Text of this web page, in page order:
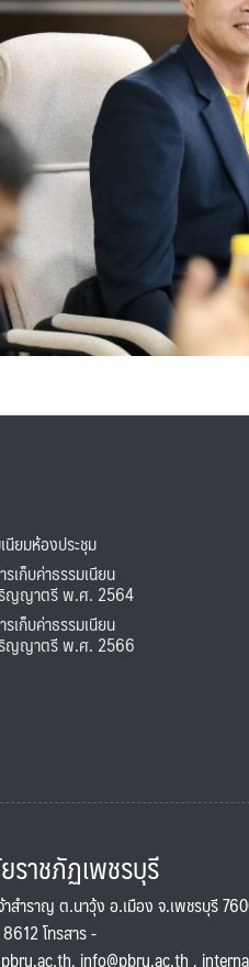
ยมห้องประชุม
ก็บค่าธรรมเนียน
ริญญาตรี พ.ศ. 2564
ก็บค่าธรรมเนียน
ริญญาตรี พ.ศ. 2566
ราชภัฏเพชรบุรี
สำราญ ต.นาวุ้ง อ.เมือง จ.เพชรบุรี
โทรสาร -
, info@pbru.ac.th ,